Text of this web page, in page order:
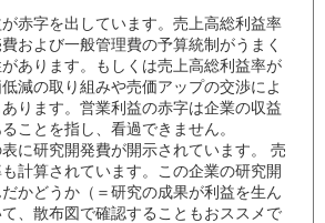
赤字を出しています。売上高総利益率
および一般管理費の予算統制がうまく
あります。もしくは売上高総利益率が
減の取り組みや売価アップの交渉によ
ります。営業利益の赤字は企業の収益
ことを指し、看過できません。
に研究開発費が開示されています。 売
計算されています。この企業の研究開
かどうか（＝研究の成果が利益を生ん
、散布図で確認することもおススメで